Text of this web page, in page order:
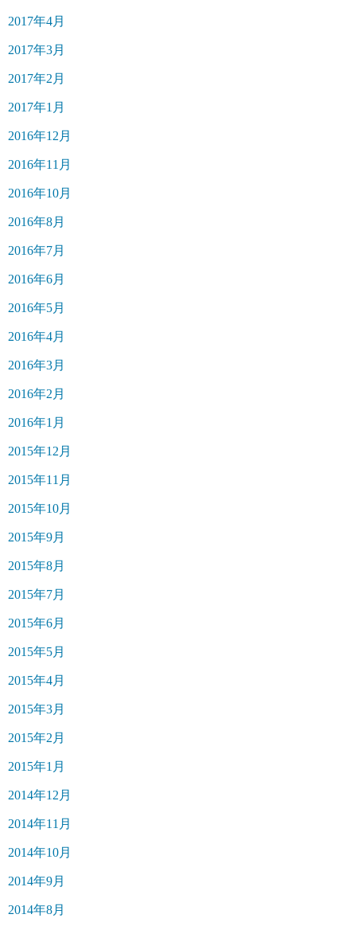
2017年4月
2017年3月
2017年2月
2017年1月
2016年12月
2016年11月
2016年10月
2016年8月
2016年7月
2016年6月
2016年5月
2016年4月
2016年3月
2016年2月
2016年1月
2015年12月
2015年11月
2015年10月
2015年9月
2015年8月
2015年7月
2015年6月
2015年5月
2015年4月
2015年3月
2015年2月
2015年1月
2014年12月
2014年11月
2014年10月
2014年9月
2014年8月